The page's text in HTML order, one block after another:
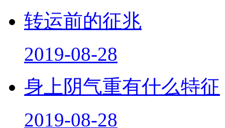
转运前的征兆
2019-08-28
身上阴气重有什么特征
2019-08-28